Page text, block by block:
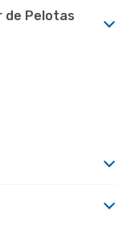
de Pelotas